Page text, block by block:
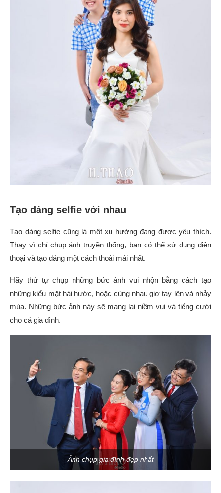
Tạo dáng selfie với nhau
Tạo dáng selfie cũng là một xu hướng đang được yêu thích.
Thay vì chỉ chụp ảnh truyền thống, bạn có thể sử dụng điện
thoại và tạo dáng một cách thoải mái nhất.
Hãy thử tự chụp những bức ảnh vui nhộn bằng cách tạo
những kiểu mặt hài hước, hoặc cùng nhau giơ tay lên và nhảy
múa. Những bức ảnh này sẽ mang lại niềm vui và tiếng cười
cho cả gia đình.
Ảnh chụp gia đình đẹp nhất